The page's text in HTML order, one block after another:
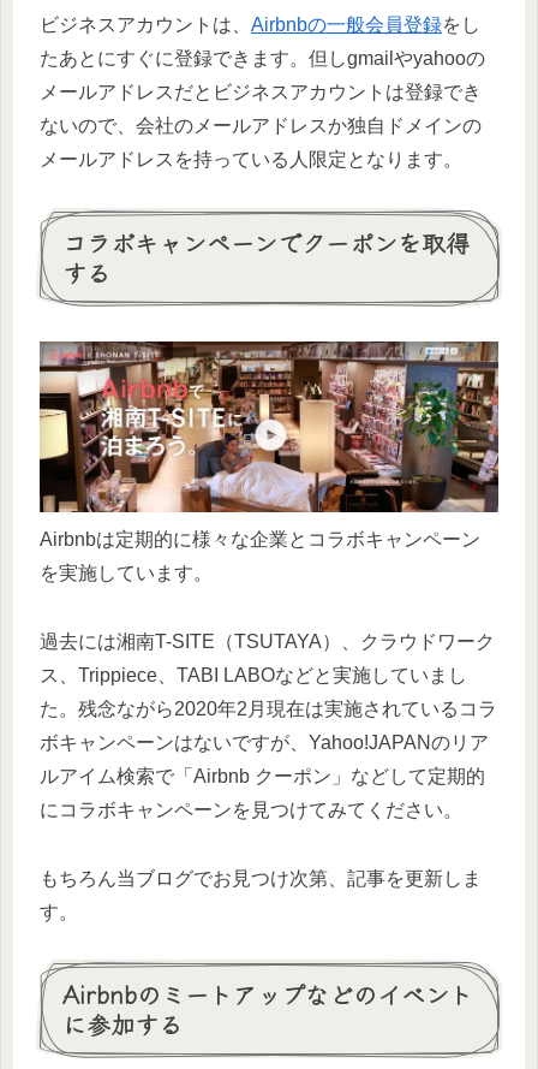
ビジネスアカウントは、 Airbnbの一般会員登録をし
たあとにすぐに登録できます。但しgmailやyahooの
メールアドレスだとビジネスアカウントは登録でき
ないので、会社のメールアドレスか独自ドメインの
メールアドレスを持っている人限定となります。
コラボキャンペーンでクーポンを取得
する
Airbnbは定期的に様々な企業とコラボキャンペーン
を実施しています。
過去には湘南T-SITE（TSUTAYA）、クラウドワーク
ス、Trippiece、TABI LABOなどと実施していまし
た。残念ながら2020年2月現在は実施されているコラ
ボキャンペーンはないですが、Yahoo!JAPANのリア
ルアイム検索で「Airbnb クーポン」などして定期的
にコラボキャンペーンを見つけてみてください。
もちろん当ブログでお見つけ次第、記事を更新しま
す。
Airbnbのミートアップなどのイベント
に参加する